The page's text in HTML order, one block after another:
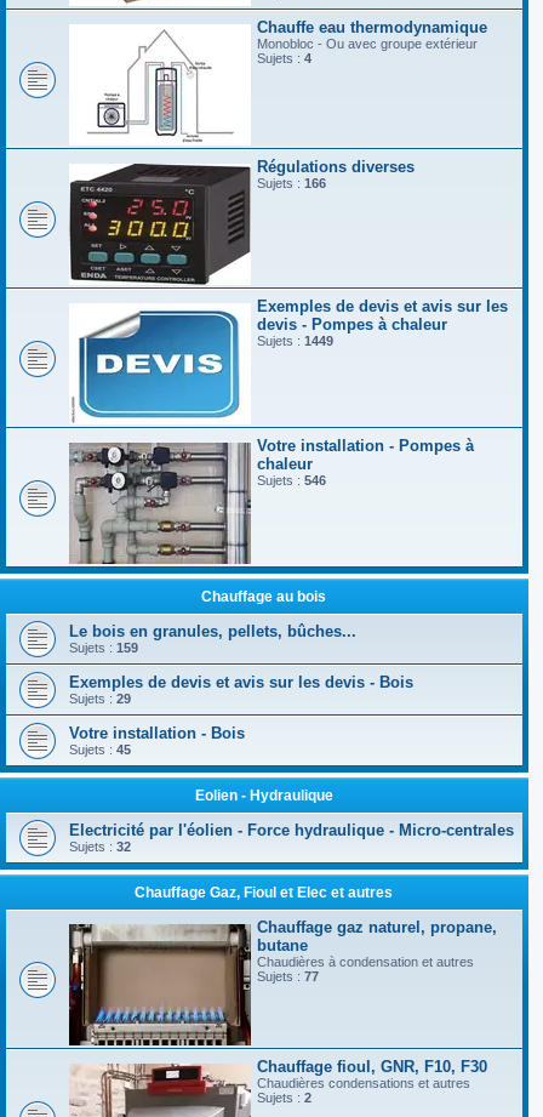
Chauffe eau thermodynamique
Monobloc - Ou avec groupe extérieur
Sujets : 4
Régulations diverses
Sujets : 166
Exemples de devis et avis sur les
devis - Pompes à chaleur
Sujets : 1449
Votre installation - Pompes à
chaleur
Sujets : 546
Chauffage au bois
Le bois en granules, pellets, bûches...
Sujets : 159
Exemples de devis et avis sur les devis - Bois
Sujets : 29
Votre installation - Bois
Sujets : 45
Eolien - Hydraulique
Electricité par l'éolien - Force hydraulique - Micro-centrales
Sujets : 32
Chauffage Gaz, Fioul et Elec et autres
Chauffage gaz naturel, propane,
butane
Chaudières à condensation et autres
Sujets : 77
Chauffage fioul, GNR, F10, F30
Chaudières condensations et autres
Sujets : 2